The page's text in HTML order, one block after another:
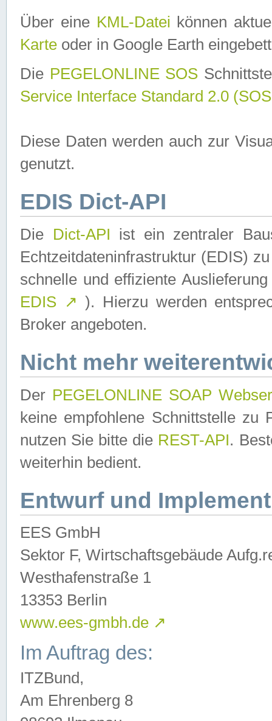
Über eine KML-Datei können
Karte oder in Google Earth
Die PEGELONLINE SOS
Service Interface Standard 2.0
Diese Daten werden auch zur
genutzt.
EDIS Dict-API
Die Dict-API ist ein zentraler
Echtzeitdateninfrastruktur (EDIS)
schnelle und effiziente
EDIS ↗ ). Hierzu werden
Broker angeboten.
Nicht mehr
Der PEGELONLINE SOAP
keine empfohlene Schnittstelle zu
nutzen Sie bitte die REST-API.
weiterhin bedient.
Entwurf und
EES GmbH
Sektor F, Wirtschaftsgebäude
Westhafenstraße 1
13353 Berlin
www.ees-gmbh.de ↗
Im Auftrag des:
ITZBund,
Am Ehrenberg 8